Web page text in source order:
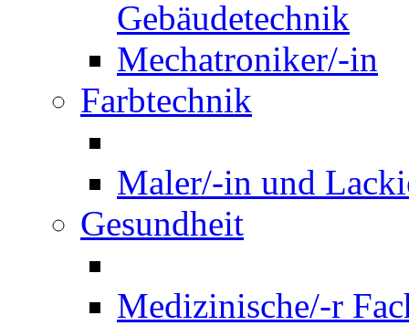
Gebäudetechnik
Mechatroniker/-in
Farbtechnik
Maler/-in und
Gesundheit
Medizinische/-r